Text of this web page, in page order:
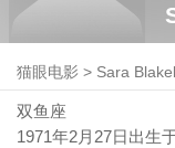
猫眼电影 > Sara
双鱼座
1971年2月27日 出生